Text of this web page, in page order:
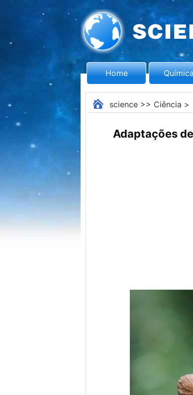
Home
science>> Ciência >
Adaptações